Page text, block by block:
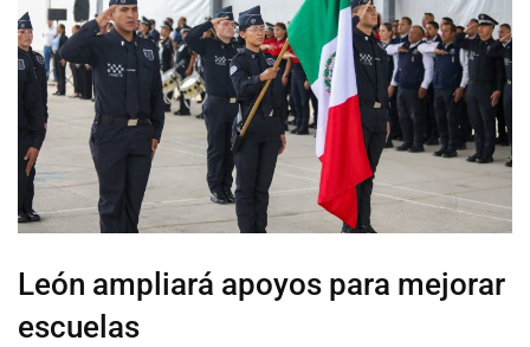
León ampliará apoyos para mejorar
escuelas